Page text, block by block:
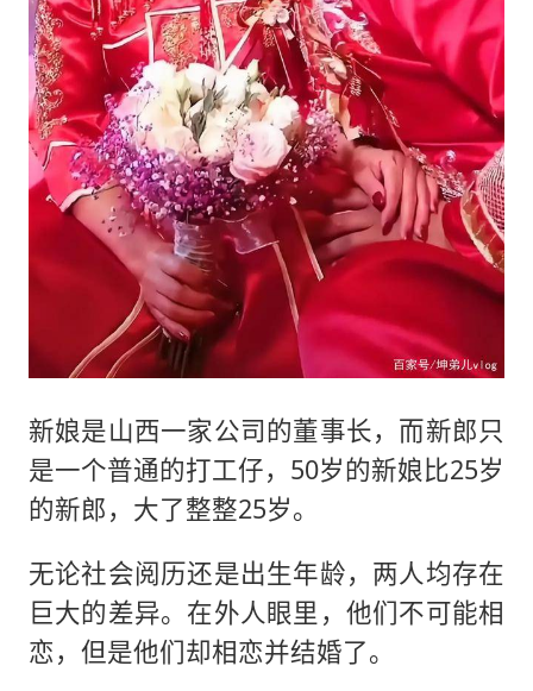
新娘是山西一家公司的董事长，而新郎只
是一个普通的打工仔，50岁的新娘比25岁
的新郎，大了整整25岁。
无论社会阅历还是出生年龄，两人均存在
巨大的差异。在外人眼里，他们不可能相
恋，但是他们却相恋并结婚了。